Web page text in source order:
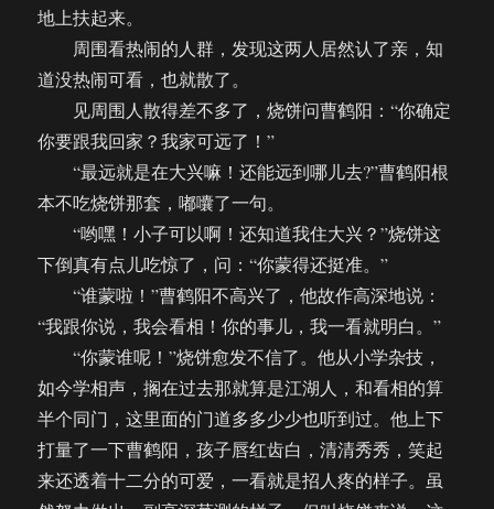
地上扶起来。
周围看热闹的人群，发现这两人居然认了亲，知
道没热闹可看，也就散了。
见周围人散得差不多了，烧饼问曹鹤阳：“你确定
你要跟我回家？我家可远了！”
“最远就是在大兴嘛！还能远到哪儿去?”曹鹤阳根
本不吃烧饼那套，嘟囔了一句。
“哟嘿！小子可以啊！还知道我住大兴？”烧饼这
下倒真有点儿吃惊了，问：“你蒙得还挺准。”
“谁蒙啦！”曹鹤阳不高兴了，他故作高深地说：
“我跟你说，我会看相！你的事儿，我一看就明白。”
“你蒙谁呢！”烧饼愈发不信了。他从小学杂技，
如今学相声，搁在过去那就算是江湖人，和看相的算
半个同门，这里面的门道多多少少也听到过。他上下
打量了一下曹鹤阳，孩子唇红齿白，清清秀秀，笑起
来还透着十二分的可爱，一看就是招人疼的样子。虽